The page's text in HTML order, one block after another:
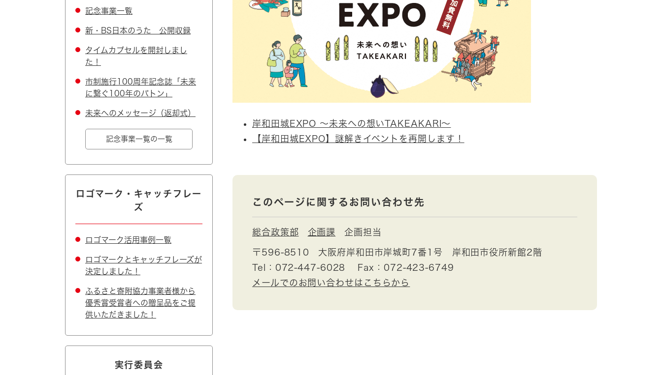
岸和田城EXPO ～未来への想いTAKEAKARI～
【岸和田城EXPO】謎解きイベントを再開します！
このページに関するお問い合わせ先
総合政策部 企画課 企画担当
〒596-8510
大阪府岸和田市岸城町7番1号 岸和田市役所新館2階
Tel：072-447-6028
Fax：072-423-6749
メールでのお問い合わせはこちらから
記念事業一覧
新・BS日本のうた 公開収録
タイムカプセルを開封しまし
た！
市制施行100周年記念誌「未来
に繋ぐ100年のバトン」
未来へのメッセージ（返却式）
記念事業一覧の一覧
ロゴマーク・キャッチフレー
ズ
ロゴマーク活用事例一覧
ロゴマークとキャッチフレーズが
決定しました！
ふるさと寄附協力事業者様から
優秀賞受賞者への贈呈品をご提
供いただきました！
実行委員会